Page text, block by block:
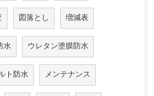
図落とし 増減表
水 ウレタン塗膜防水
ト防水 メンテナンス